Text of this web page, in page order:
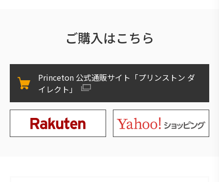
ご購入はこちら
Princeton 公式通販サイト「プリンストン ダ
イレクト」